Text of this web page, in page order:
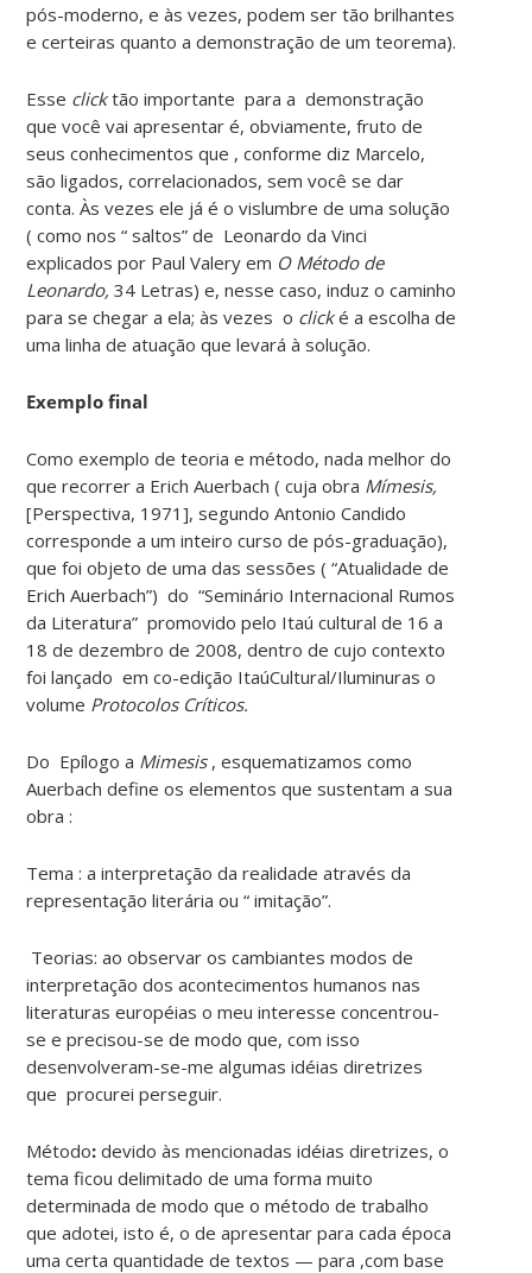
pós-moderno, e às vezes, podem ser tão brilhantes
e certeiras quanto a demonstração de um teorema).
Esse clicktão importante para a demonstração
que você vai apresentar é, obviamente, fruto de
seus conhecimentos que , conforme diz Marcelo,
são ligados, correlacionados, sem você se dar
conta. Às vezes ele já é o vislumbre de uma solução
( como nos “ saltos” de Leonardo da Vinci
explicados por Paul Valery em O Métodode
Leonardo,34 Letras) e, nesse caso, induz o caminho
para se chegar a ela; às vezes o clické a escolha de
uma linha de atuação que levará à solução.
Exemplo final
Como exemplo de teoria e método, nada melhor do
que recorrer a Erich Auerbach ( cuja obra Mímesis,
[Perspectiva, 1971], segundo Antonio Candido
corresponde a um inteiro curso de pós-graduação),
que foi objeto de uma das sessões ( “Atualidade de
Erich Auerbach”) do “Seminário Internacional Rumos
da Literatura” promovido pelo Itaú cultural de 16 a
18 de dezembro de 2008, dentro de cujo contexto
foi lançado em co-edição ItaúCultural/Iluminuras o
volume Protocolos Críticos.
Do Epílogo a Mimesis, esquematizamos como
Auerbach define os elementos que sustentam a sua
obra :
Tema : a interpretação da realidade através da
representação literária ou “ imitação”.
Teorias: ao observar os cambiantes modos de
interpretação dos acontecimentos humanos nas
literaturas européias o meu interesse concentrou-
se e precisou-se de modo que, com isso
desenvolveram-se-me algumas idéias diretrizes
que procurei perseguir.
Método: devido às mencionadas idéias diretrizes, o
tema ficou delimitado de uma forma muito
determinada de modo que o método de trabalho
que adotei, isto é, o de apresentar para cada época
uma certa quantidade de textos — para ,com base